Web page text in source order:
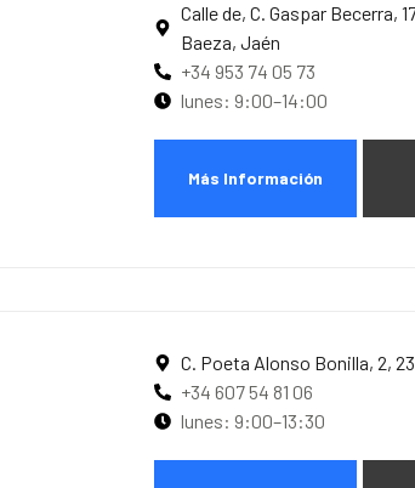
Calle de, C. Gaspar Becerra,
Baeza, Jaén
+34 953 74 05 73
lunes: 9:00–14:00
Más Información
C. Poeta Alonso Bonilla, 2,
+34 607 54 81 06
lunes: 9:00–13:30